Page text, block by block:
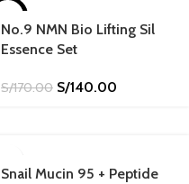
No.9 NMN Bio Lifting Sil
Essence Set
S/170.00 S/140.00
Snail Mucin 95 + Peptide